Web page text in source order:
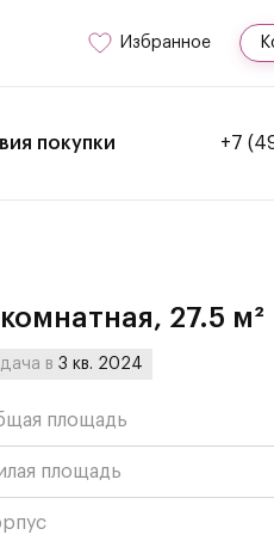
Избранное
покупки +7
27.5 м²
в3 кв. 2024
площадь
площадь